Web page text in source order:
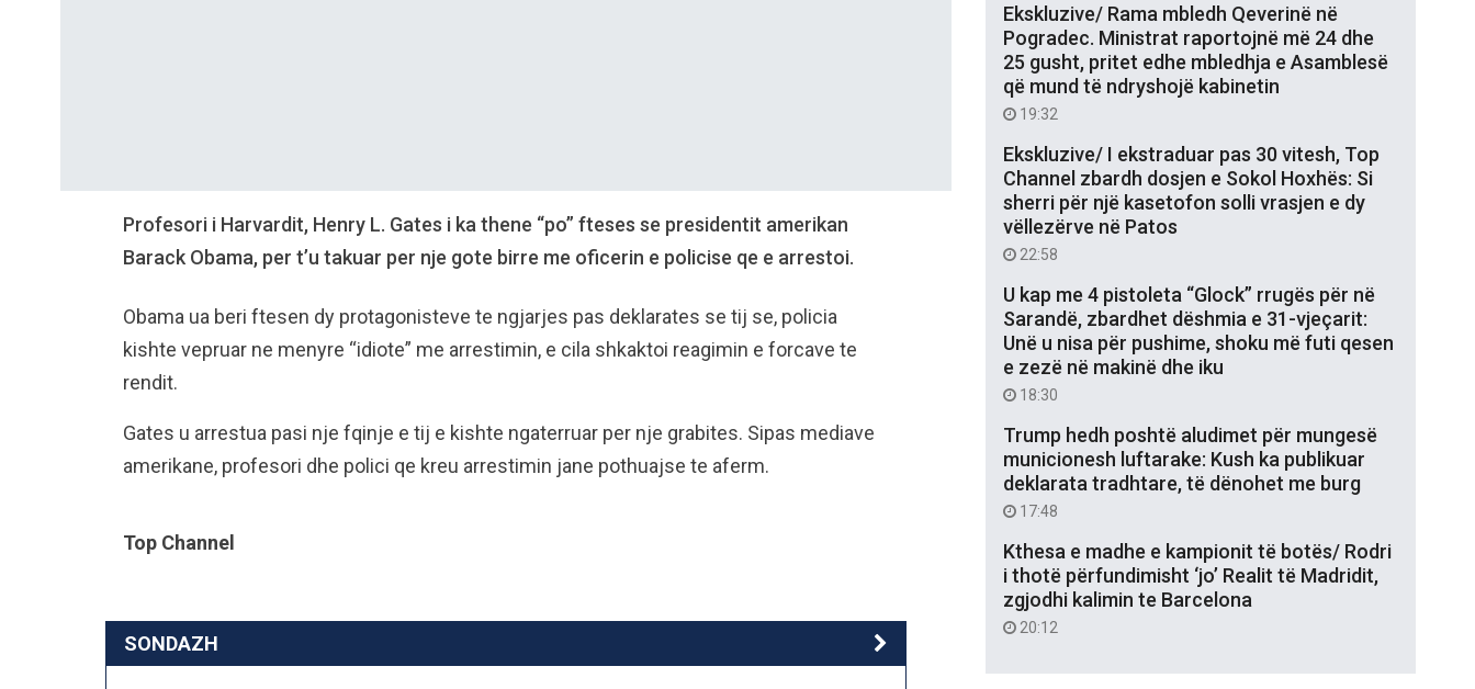
Profesori i Harvardit, Henry L. Gates i ka thene “po” fteses se presidentit amerikan
Barack Obama, per t’u takuar per nje gote birre me oficerin e policise qe e arrestoi.
Obama ua beri ftesen dy protagonisteve te ngjarjes pas deklarates se tij se, policia
kishte vepruar ne menyre “idiote” me arrestimin, e cila shkaktoi reagimin e forcave te
rendit.
Gates u arrestua pasi nje fqinje e tij e kishte ngaterruar per nje grabites. Sipas mediave
amerikane, profesori dhe polici qe kreu arrestimin jane pothuajse te aferm.
Top Channel
SONDAZH
Ekskluzive/ Rama mbledh Qeverinë në
Pogradec. Ministrat raportojnë më 24 dhe
25 gusht, pritet edhe mbledhja e Asamblesë
që mund të ndryshojë kabinetin
19:32
Ekskluzive/ I ekstraduar pas 30 vitesh, Top
Channel zbardh dosjen e Sokol Hoxhës: Si
sherri për një kasetofon solli vrasjen e dy
vëllezërve në Patos
22:58
U kap me 4 pistoleta “Glock” rrugës për në
Sarandë, zbardhet dëshmia e 31-vjeçarit:
Unë u nisa për pushime, shoku më futi qesen
e zezë në makinë dhe iku
18:30
Trump hedh poshtë aludimet për mungesë
municionesh luftarake: Kush ka publikuar
deklarata tradhtare, të dënohet me burg
17:48
Kthesa e madhe e kampionit të botës/ Rodri
i thotë përfundimisht ‘jo’ Realit të Madridit,
zgjodhi kalimin te Barcelona
20:12